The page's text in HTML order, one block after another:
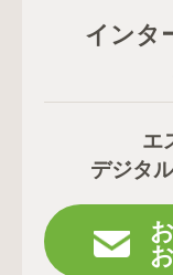
インタ
エ
デジタ